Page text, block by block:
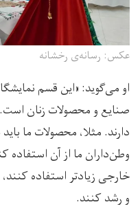
عکس: رسانه‌ی رخشانه
او می‌گوید: «این قسم
صنایع و محصولات زنان
دارند. مثلا، محصولات ما
وطن‌داران ما از آن
خارجی زیادتر استفاده
و رشد کنند.